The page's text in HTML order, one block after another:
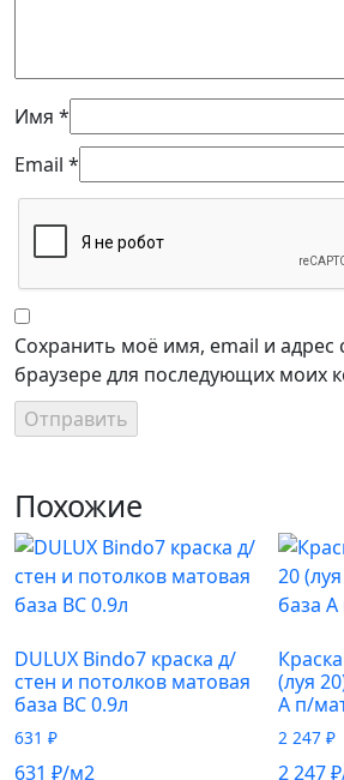
Имя *
Email *
Сохранить моё имя, email и адрес
браузере для последующих моих
Похожие
DULUX Bindo7 краска д/
стен и потолков матовая
база BC 0.9л
631 ₽
631 ₽/м2
(луя
А п/
2 247₽
2 247₽